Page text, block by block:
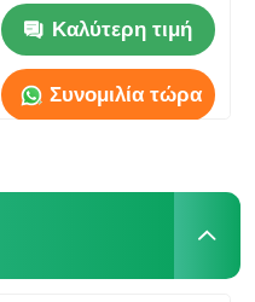
Καλύτερη τιμή
Συνομιλία τώρα